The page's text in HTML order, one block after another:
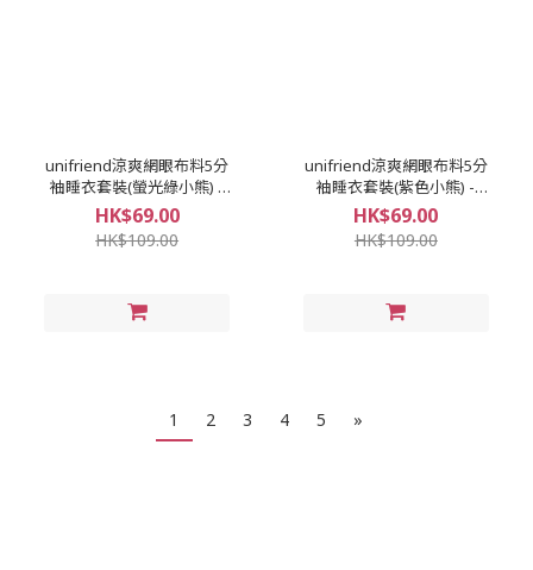
unifriend涼爽網眼布料5分
袖睡衣套裝(螢光綠小熊) -
Y004868
HK$69.00
HK$109.00
unifriend涼爽網眼布料5分
袖睡衣套裝(紫色小熊) -
Y004868
HK$69.00
HK$109.00
1 2 3 4 5 »